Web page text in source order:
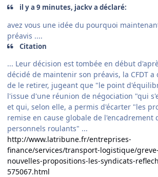
il y a 9 minutes, jackv a déclaré:
avez vous une idée du pourquoi
préavis ....
Citation
... Leur décision est tombée en début
décidé de maintenir son préavis, la CFDT
de le retirer, jugeant que "le point
l'issue d'une réunion de négociation "qui
et qui, selon elle, a permis d'écarter "les
remise en cause globale de l'encadrement
personnels roulants" ...
http://www.latribune.fr/entreprises-
finance/services/transport-logistique/
nouvelles-propositions-les-syndicats-
575067.html